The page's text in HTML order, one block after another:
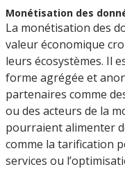
Monétisation des
La monétisation des
valeur économique
leurs écosystèmes. Il
forme agrégée et
partenaires comme
ou des acteurs de la
pourraient alimenter
comme la tarification
services ou